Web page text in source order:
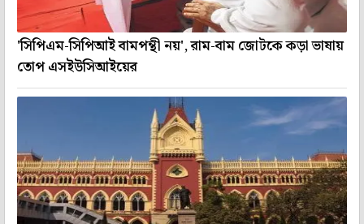
'সিপিএম-সিপিআই বামপন্থী নয়', রাম-বাম জোটকে কড়া ভাষায়
তোপ এসইউসিআইয়ের